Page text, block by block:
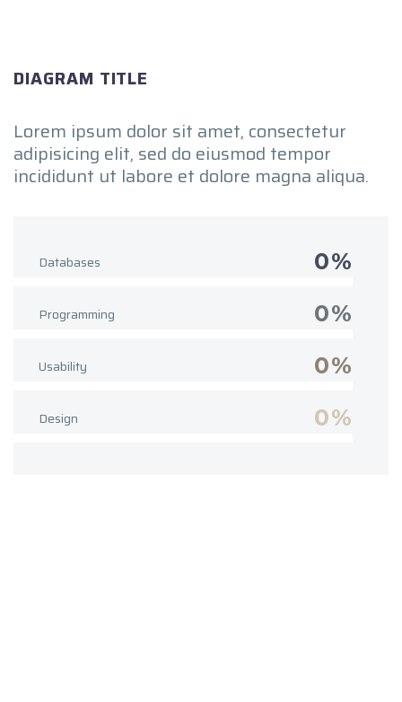
DIAGRAM TITLE
Lorem ipsum dolor sit amet, consectetur
adipisicing elit, sed do eiusmod tempor
incididunt ut labore et dolore magna aliqua.
Databases 0%
Programming 0%
Usability 0%
Design 0%